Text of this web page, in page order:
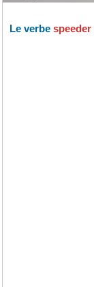
Le verbe speeder